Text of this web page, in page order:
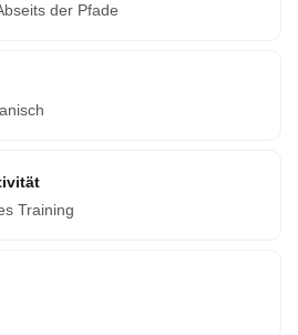
der Pfade
Training